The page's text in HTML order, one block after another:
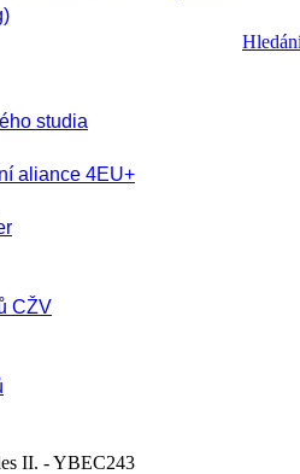
studia
aliance 4EU+
CŽV
II. - YBEC243